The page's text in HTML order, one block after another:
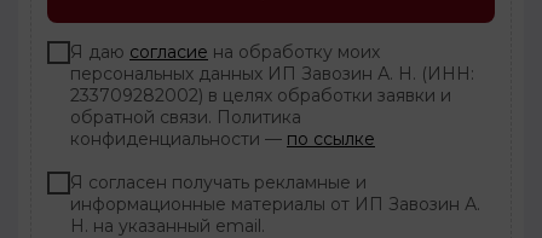
Я даю согласие на обработку моих
персональных данных ИП Завозин А. Н. (ИНН:
233709282002) в целях обработки заявки и
обратной связи. Политика
конфиденциальности — по ссылке
Я согласен получать рекламные и
информационные материалы от ИП Завозин А.
Н. на указанный email.